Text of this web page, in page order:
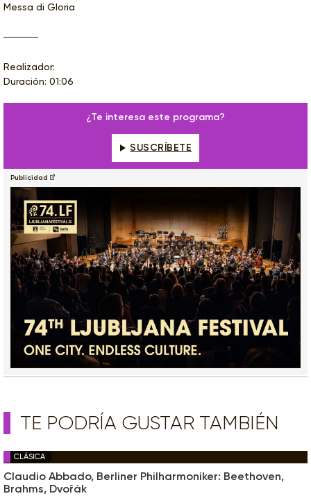
Messa di Gloria
Realizador:
Duración: 01:06
¿Te interesa este programa?
SUSCRÍBETE
Publicidad
TE PODRÍA GUSTAR TAMBIÉN
CLÁSICA
Claudio Abbado, Berliner Philharmoniker: Beethoven,
Brahms, Dvořák